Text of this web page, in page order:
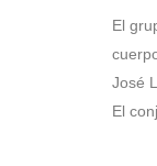
El
José
El